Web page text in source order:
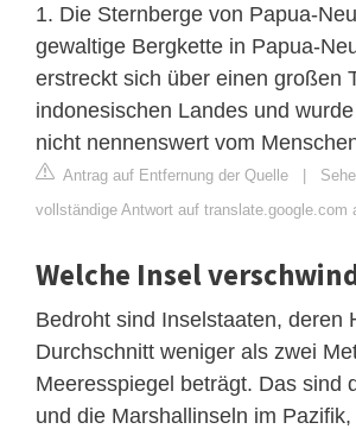
1. Die Sternberge von Papua-
gewaltige Bergkette in Papua-
erstreckt sich über einen großen
indonesischen Landes und
nicht nennenswert vom
Antrag auf Entfernung der Quelle |
vollständige Antwort auf translate.google.com
Welche Insel
Bedroht sind Inselstaaten, deren
Durchschnitt weniger als zwei
Meeresspiegel beträgt. Das sind
und die Marshallinseln im